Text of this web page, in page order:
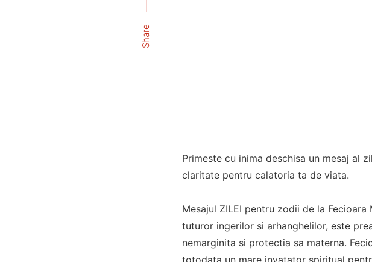
Share
Primeste cu inima deschisa un mesaj al
claritate pentru calatoria ta de viata.
Mesajul ZILEI pentru zodii de la
tuturor ingerilor si arhanghelilor, este
nemarginita si protectia sa materna.
totodata un mare invatator spiritual